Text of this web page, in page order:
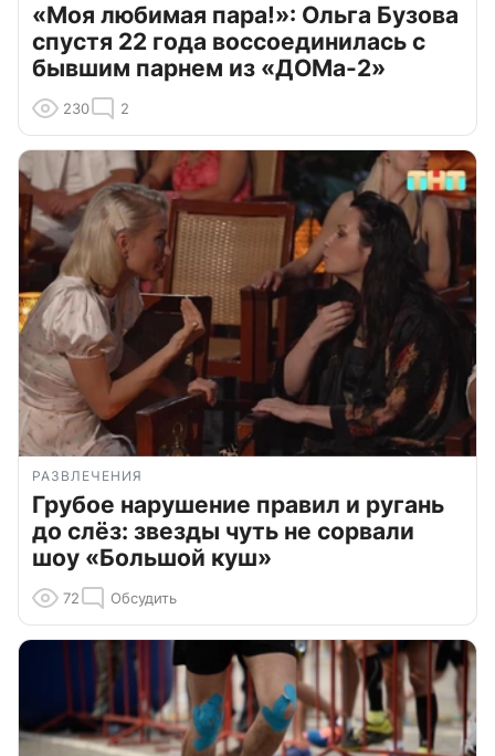
«Моя любимая пара!»: Ольга Бузова
спустя 22 года воссоединилась с
бывшим парнем из «ДОМа-2»
230 2
РАЗВЛЕЧЕНИЯ
Грубое нарушение правил и ругань
до слёз: звезды чуть не сорвали
шоу «Большой куш»
72 Обсудить